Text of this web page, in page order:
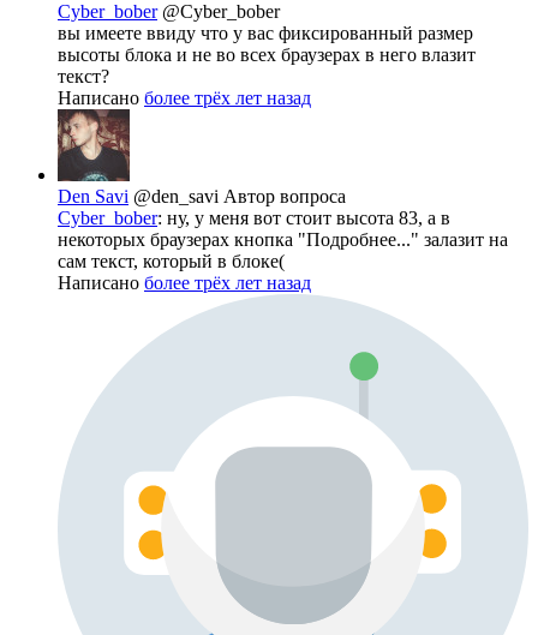
Cyber_bober @Cyber_bober
вы имеете ввиду что у вас фиксированный размер
высоты блока и не во всех браузерах в него влазит
текст?
Написано более трёх лет назад
Den Savi @den_savi Автор вопроса
Cyber_bober: ну, у меня вот стоит высота 83, а в
некоторых браузерах кнопка "Подробнее..." залазит на
сам текст, который в блоке(
Написано более трёх лет назад